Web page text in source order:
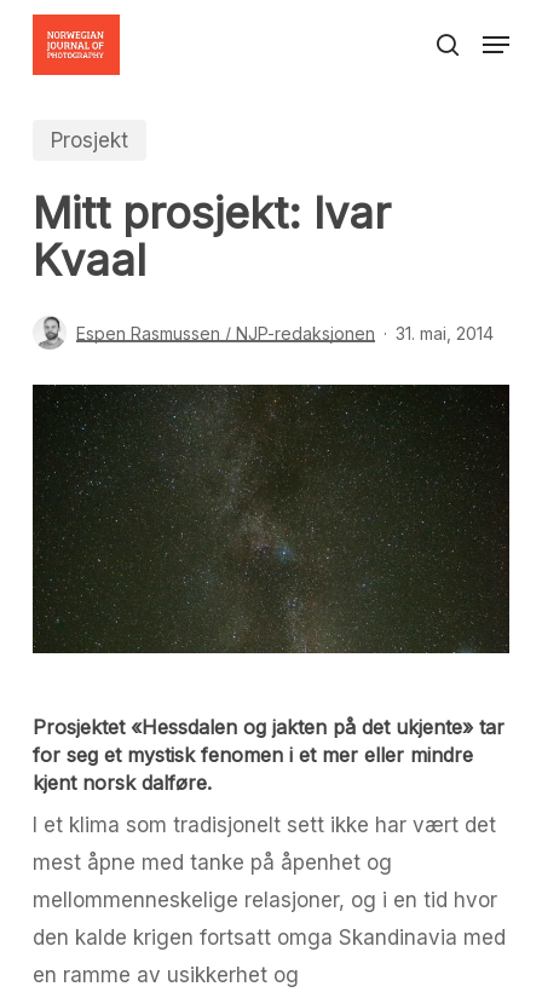
Skip
content
search
Menu
Prosjekt
Mitt prosjekt: Ivar
Kvaal
Espen Rasmussen / NJP-redaksjonen 31. mai, 2014
Prosjektet «Hessdalen og jakten på det ukjente» tar
for seg et mystisk fenomen i et mer eller mindre
kjent norsk dalføre.
I et klima som tradisjonelt sett ikke har vært det
mest åpne med tanke på åpenhet og
mellommenneskelige relasjoner, og i en tid hvor
den kalde krigen fortsatt omga Skandinavia med
en ramme av usikkerhet og